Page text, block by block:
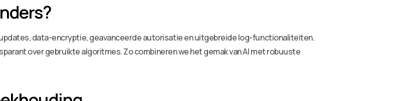
data-encryptie, geavanceerde autorisatie en uitgebreide log-functionaliteiten.
over gebruikte algoritmes. Zo combineren we het gemak van AI met robuuste